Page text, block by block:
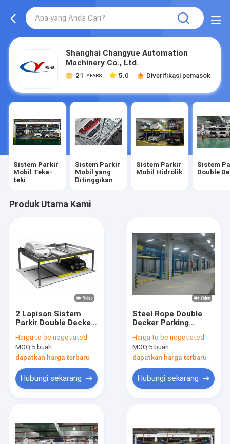
Shanghai Changyue Automation
Machinery Co., Ltd.
21 YEARS 5.0 Diverifikasi pemasok
Sistem Parkir
Mobil Teka-
teki
Sistem Parkir
Mobil yang
Ditinggikan
Sistem Parkir
Mobil Hidrolik
Sistem
Double
Produk Utama Kami
2 Lapisan Sistem
Parkir Double Decker
Car Stacker
Harga:to be negotiated
MOQ:5 buah
dapatkan harga terbaru
Hubungi sekarang
Steel Rope Double
Decker Parking
Garage Car Lift
Harga:to be negotiated
MOQ:5 buah
dapatkan harga terbaru
Hubungi sekarang